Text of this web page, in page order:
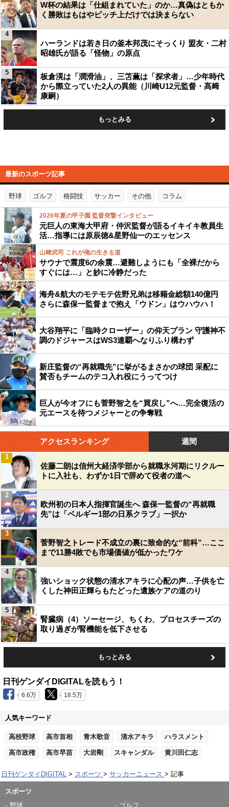
W杯の結果は「仕組まれていた」のか…真偽はともか
く勝敗はもはやピッチ上だけでは決まらない
ハーランドは若き日の釜本邦茂にそっくり 盟友・二村
昭雄氏が語る「怪物」の原点
4
板倉滉は「潤滑油」、三笘薫は「探求者」…少年時代
から際立っていた2人の異能（川崎U12元監督・髙﨑
康嗣）
5
もっとみる
最新のスポーツ記事
野球 ゴルフ 格闘技 サッカー その他 コラム
2026年夏の甲子園 監督突撃インタビュー
元巨人の東海大甲府・仲沢監督が語るイキイキ教員生
活…指導には原辰徳&星野仙一のエッセンス
山﨑武司 これが俺の生きる道
サウナで震度6の余震…避難しようにも「全裸だから
すぐには…」と妙に冷静だった
海舟&航大のモテモテ佐野兄弟は移籍金総額140億円
さらに森保一監督まで抱え「ウドン」はウハウハ！
大谷翔平に「臨時クローザー」の仰天プラン 守護神不
調のドジャースはWS3連覇へなりふり構わず
新庄監督の“再就職先”に挙がるまさかの球団 采配に
賛否もチームのテコ入れ役にうってつけ
巨人が今オフにも菅野智之を“買戻し”へ…完全復活の
元エースを待つメジャーとの争奪戦
アクセスランキング 週間
佐藤二朗は信州大経済学部から就職氷河期にリクルー
トに入社も、わずか1日で辞めて役者の道へ
1
欧州初の日本人指揮官誕生へ 森保一監督の“再就職
先”は「ベルギー1部の日系クラブ」一択か
2
菅野智之トレード不成立の裏に致命的な“前科”…ここ
まで11勝4敗でも市場価値が低かったワケ
3
強いショック状態の清水アキラに心配の声…子供を亡
くした神田正輝らもたどった遺族ケアの道のり
4
腎臓病（4）ソーセージ、ちくわ、プロセスチーズの
取り過ぎが腎機能を低下させる
5
もっとみる
日刊ゲンダイDIGITALを読もう！
6.6万 18.5万
人気キーワード
高校野球 高市首相 青木歌音 清水アキラ ハラスメント
高市政権 高市早苗 大岩剛 スキャンダル 黄川田仁志
日刊ゲンダイDIGITAL スポーツ サッカーニュース 記事
スポーツ
野球
ゴルフ